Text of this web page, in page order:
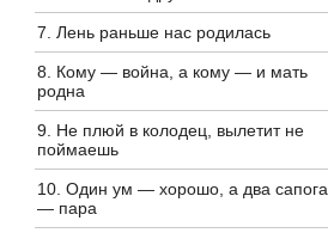
7. Лень раньше нас родилась
8. Кому — война, а кому — и мать
родна
9. Не плюй в колодец, вылетит не
поймаешь
10. Один ум — хорошо, а два сапога
— пара